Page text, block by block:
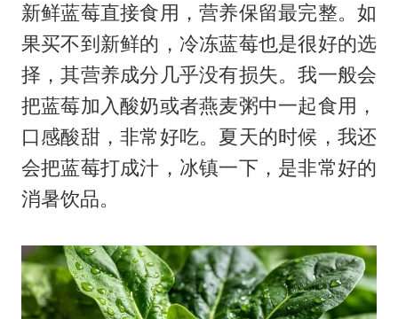
新鲜蓝莓直接食用，营养保留最完整。如
果买不到新鲜的，冷冻蓝莓也是很好的选
择，其营养成分几乎没有损失。我一般会
把蓝莓加入酸奶或者燕麦粥中一起食用，
口感酸甜，非常好吃。夏天的时候，我还
会把蓝莓打成汁，冰镇一下，是非常好的
消暑饮品。